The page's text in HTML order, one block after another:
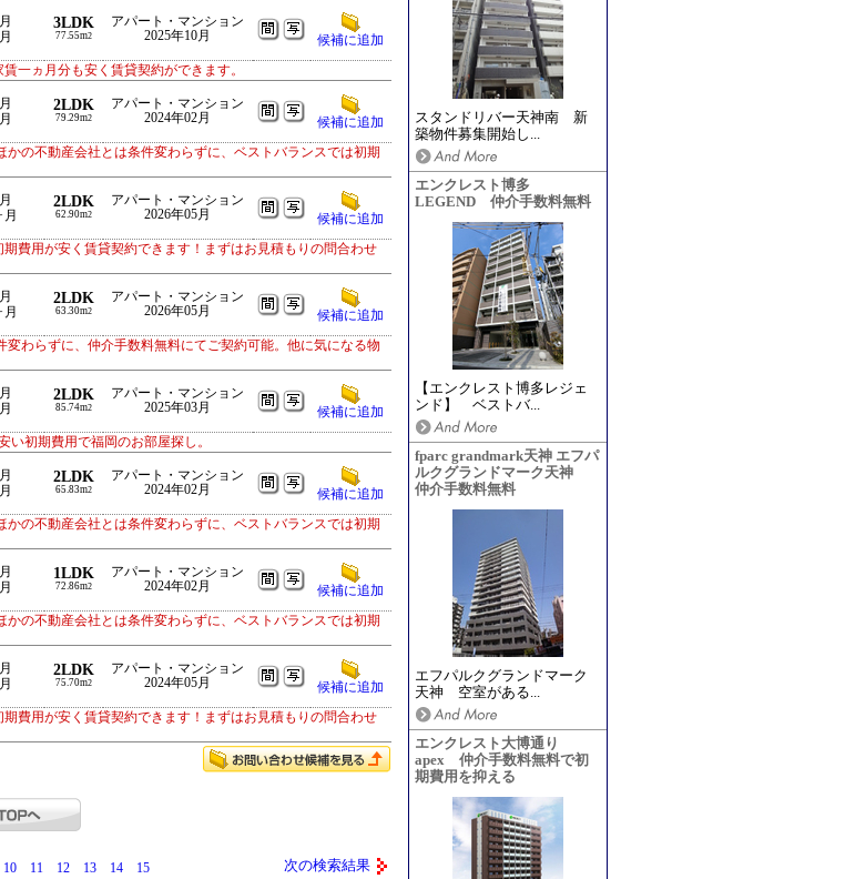
スタンドリバー天神南 新
築物件募集開始し...
エンクレスト博多
LEGEND 仲介手数料無料
【エンクレスト博多レジェ
ンド】 ベストバ...
fparc grandmark天神 エフパ
ルクグランドマーク天神
仲介手数料無料
エフパルクグランドマーク
天神 空室がある...
エンクレスト大博通り
apex 仲介手数料無料で初
期費用を抑える
3LDK
77.55m2
アパート・マンション
2025年10月
候補に追加
一ヵ月分も安く賃貸契約ができます。
2LDK
79.29m2
アパート・マンション
2024年02月
候補に追加
の不動産会社とは条件変わらずに、ベストバランスでは初期
月
2LDK
62.90m2
アパート・マンション
2026年05月
候補に追加
費用が安く賃貸契約できます！まずはお見積もりの問合わせ
月
2LDK
63.30m2
アパート・マンション
2026年05月
候補に追加
わらずに、仲介手数料無料にてご契約可能。他に気になる物
2LDK
85.74m2
アパート・マンション
2025年03月
候補に追加
初期費用で福岡のお部屋探し。
2LDK
65.83m2
アパート・マンション
2024年02月
候補に追加
の不動産会社とは条件変わらずに、ベストバランスでは初期
1LDK
72.86m2
アパート・マンション
2024年02月
候補に追加
の不動産会社とは条件変わらずに、ベストバランスでは初期
2LDK
75.70m2
アパート・マンション
2024年05月
候補に追加
費用が安く賃貸契約できます！まずはお見積もりの問合わせ
10 11 12 13 14 15 次の検索結果